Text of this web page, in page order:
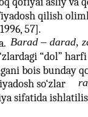
qilish
57].
Barad – darad,
“dol”
bois bunday
so‘zlar
sifatida